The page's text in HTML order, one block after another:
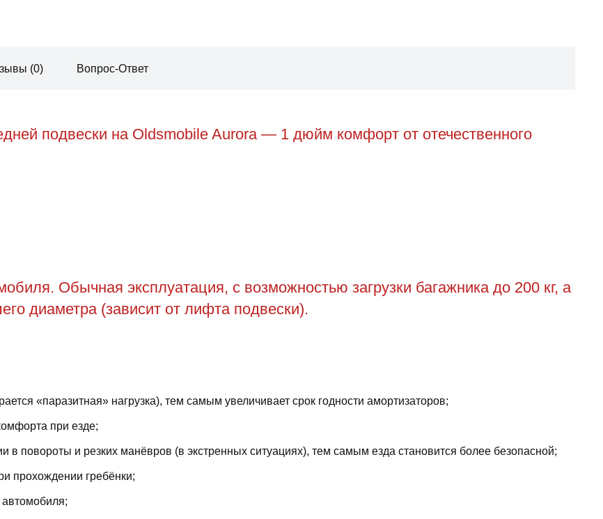
(0) Вопрос-Ответ
подвески на Oldsmobile Aurora — 1 дюйм комфорт от отечественного
Обычная эксплуатация, с возможностью загрузки багажника до 200 кг, а
диаметра (зависит от лифта подвески).
«паразитная» нагрузка), тем самым увеличивает срок годности амортизаторов;
при езде;
в повороты и резких манёвров (в экстренных ситуациях), тем самым езда становится более безопасной;
прохождении гребёнки;
автомобиля;